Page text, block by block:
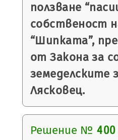
ползване
собственост
“Шипката”,
от Закона за
земеделските
Лясковец.
Решение № 400